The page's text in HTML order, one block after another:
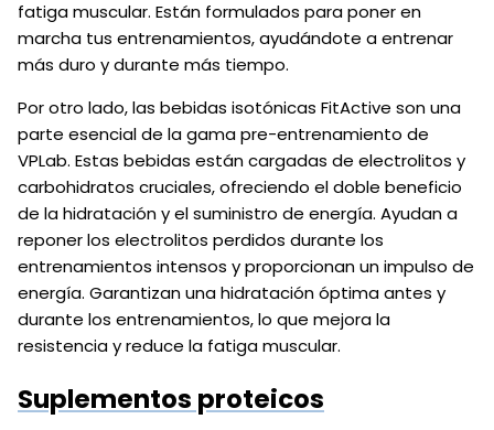
fatiga muscular. Están formulados para poner en
marcha tus entrenamientos, ayudándote a entrenar
más duro y durante más tiempo.
Por otro lado, las bebidas isotónicas FitActive son una
parte esencial de la gama pre-entrenamiento de
VPLab. Estas bebidas están cargadas de electrolitos y
carbohidratos cruciales, ofreciendo el doble beneficio
de la hidratación y el suministro de energía. Ayudan a
reponer los electrolitos perdidos durante los
entrenamientos intensos y proporcionan un impulso de
energía. Garantizan una hidratación óptima antes y
durante los entrenamientos, lo que mejora la
resistencia y reduce la fatiga muscular.
Suplementos proteicos